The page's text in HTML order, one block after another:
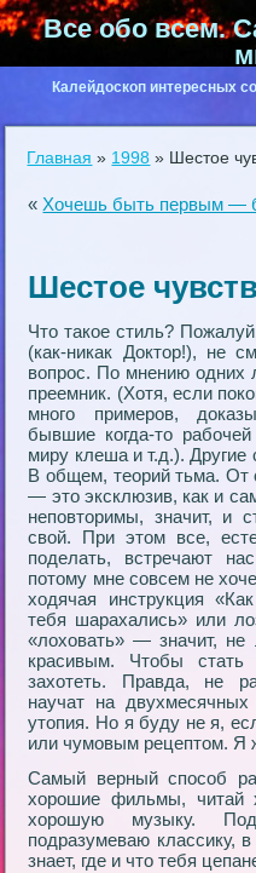
Все обо всем.
Калейдоскоп интересных
Главная » 1998 » Шестое
«Хочешь быть первым —
Шестое
Что такое стиль?
(как-никак Доктор!), не
вопрос. По мнению одних
преемник. (Хотя, если
много примеров,
бывшие когда-то
миру клеша и т.д.). Другие
В общем, теорий тьма. От
— это эксклюзив, как и
неповторимы, значит, и
свой. При этом все,
поделать, встречают
потому мне совсем не
ходячая инструкция
тебя шарахались» или
«лоховать» — значит,
красивым. Чтобы стать
захотеть. Правда, не
научат на
утопия. Но я буду не я,
или чумовым рецептом. Я
Самый верный способ
хорошие фильмы, читай
хорошую музыку.
подразумеваю классику,
знает, где и что тебя